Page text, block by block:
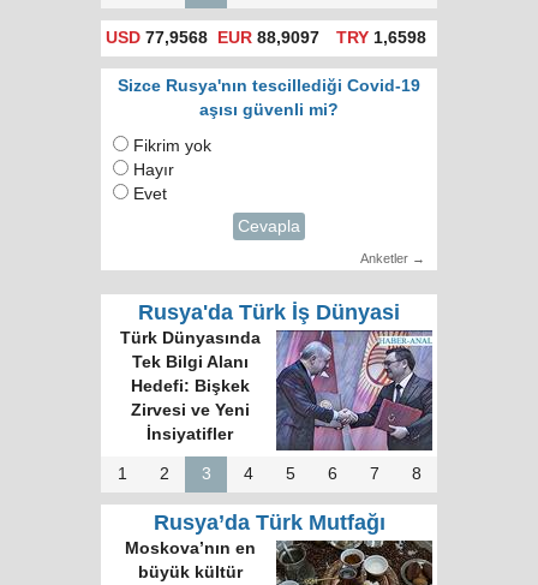
USD 77,9568 EUR 88,9097 TRY1,6598
Sizce Rusya'nın tescillediği Covid-19
aşısı güvenli mi?
Fikrim yok
Hayır
Evet
Cevapla
Anketler →
Rusya'da Türk İş Dünyasi
Türk Dünyasında
Tek Bilgi Alanı
Hedefi: Bişkek
Zirvesi ve Yeni
İnsiyatifler
1 2 3 4 5 6 7 8
Rusya’da Türk Mutfağı
Moskova’nın en
büyük kültür